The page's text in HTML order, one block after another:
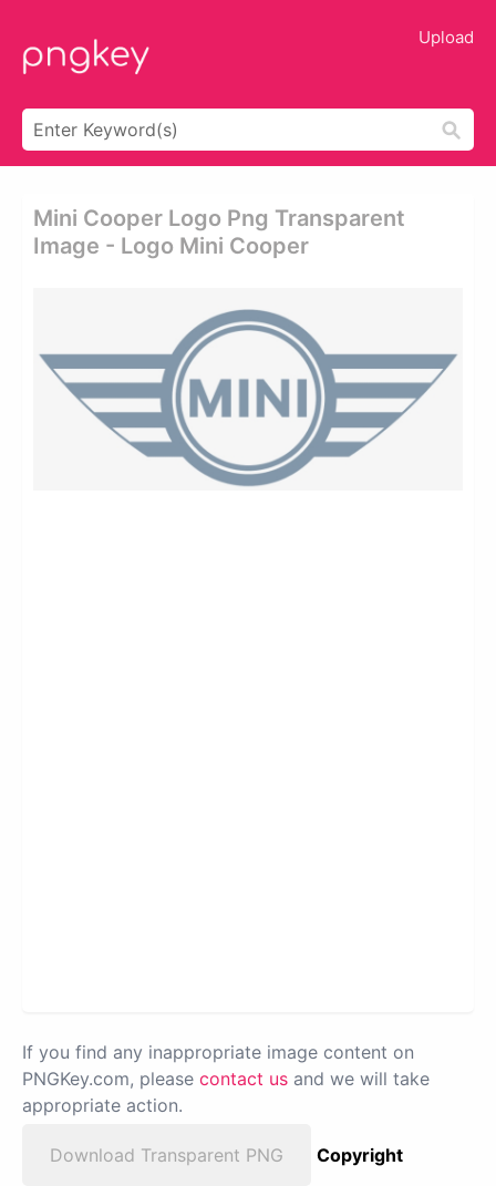
Upload
Mini Cooper Logo Png Transparent
Image - Logo Mini Cooper
If you find any inappropriate image content on
PNGKey.com, please contact us and we will take
appropriate action.
Download Transparent PNG
Copyright